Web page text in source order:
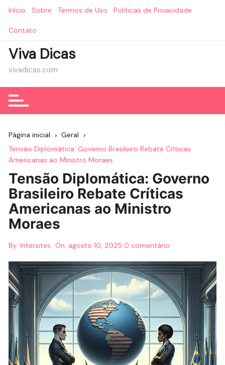
Início Sobre Termos de Uso Politicas de Privacidade
Contato
Viva Dicas
vivadicas.com
Página inicial
Geral
Tensão Diplomática: Governo Brasileiro Rebate Críticas
Americanas ao Ministro Moraes
Tensão Diplomática: Governo
Brasileiro Rebate Críticas
Americanas ao Ministro
Moraes
By: Intersites On: agosto 10, 2025 0 comentário